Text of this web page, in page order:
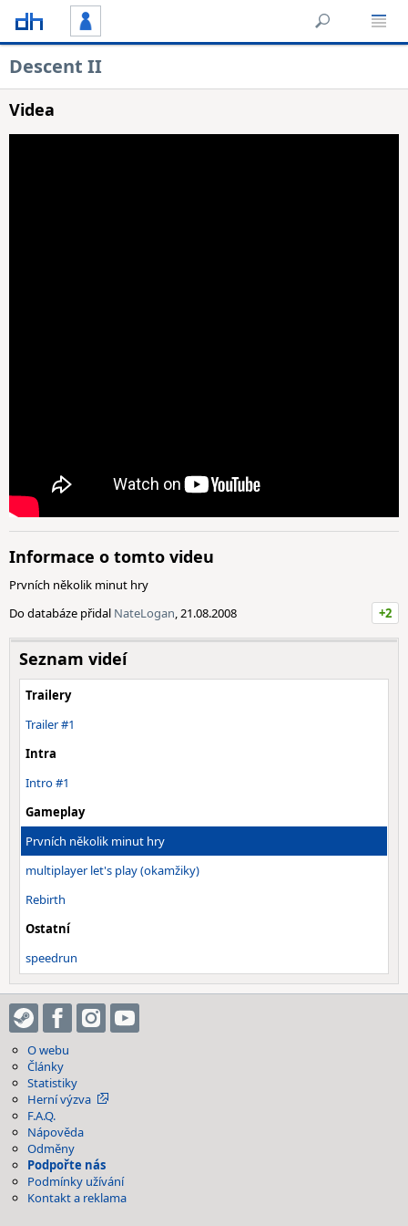
Descent II
Videa
Informace o tomto videu
Prvních několik minut hry
Do databáze přidal NateLogan, 21.08.2008 +2
Seznam videí
Trailery
Trailer #1
Intra
Intro #1
Gameplay
Prvních několik minut hry
multiplayer let's play (okamžiky)
Rebirth
Ostatní
speedrun
O webu
Články
Statistiky
Herní výzva
F.A.Q.
Nápověda
Odměny
Podpořte nás
Podmínky užívání
Kontakt a reklama